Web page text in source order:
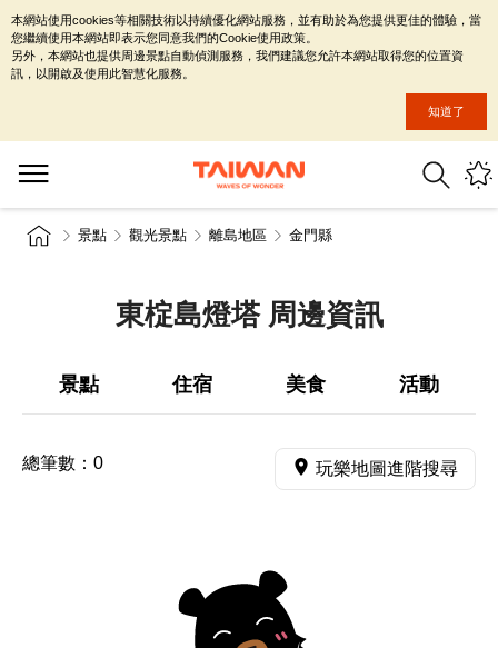
景點 觀光景點 離島地區 金門縣
東椗島燈塔 周邊資訊
景點 住宿 美食 活動
總筆數： 0 玩樂地圖進階搜尋
本網站使用cookies等相關技術以持續優化網站服務，並有助於為您提供更佳的體驗，當
您繼續使用本網站即表示您同意我們的Cookie使用政策。
另外，本網站也提供周邊景點自動偵測服務，我們建議您允許本網站取得您的位置資
訊，以開啟及使用此智慧化服務。
知道了